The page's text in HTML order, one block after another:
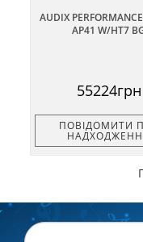
AUDIX
AP41 W/HT7
55224грн
ПОВІДОМИТИ